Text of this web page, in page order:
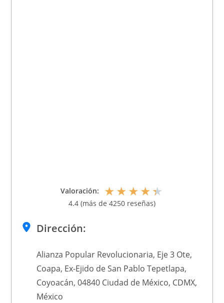
Valoración: ★★★★★
4.4 (más de 4250 reseñas)
Dirección:
Alianza Popular Revolucionaria, Eje 3 Ote,
Coapa, Ex-Ejido de San Pablo Tepetlapa,
Coyoacán, 04840 Ciudad de México, CDMX,
México